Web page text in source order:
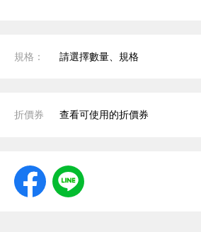
規格： 請選擇數量、規格
折價券 查看可使用的折價券